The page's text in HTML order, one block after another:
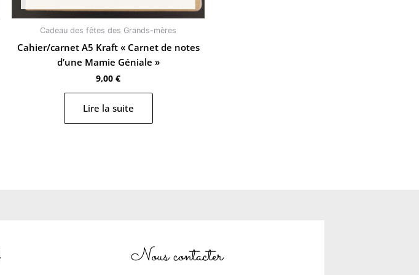
Cadeau des fêtes des Grands-mères
Cahier/carnet A5 Kraft « Carnet de notes
d’une Mamie Géniale »
9,00€
Lire la suite
Nous contacter